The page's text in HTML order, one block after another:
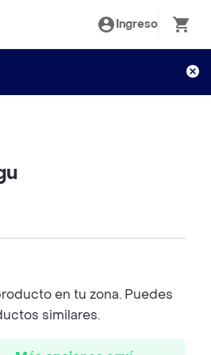
Ingreso
en tu zona. Puedes
similares.